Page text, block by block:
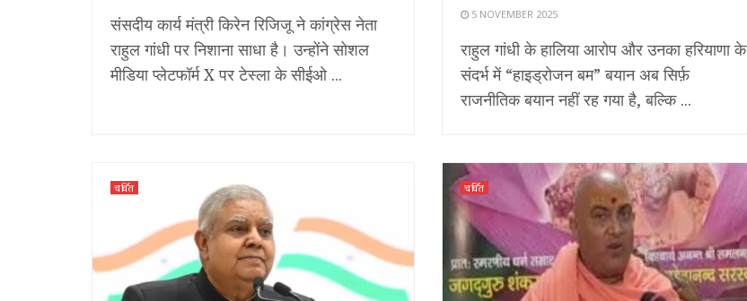
संसदीय कार्य मंत्री किरेन रिजिजू ने कांग्रेस नेता
राहुल गांधी पर निशाना साधा है। उन्होंने सोशल
मीडिया प्लेटफॉर्म X पर टेस्ला के सीईओ ...
5 NOVEMBER 2025
राहुल गांधी के हालिया आरोप और उनका हरियाणा के
संदर्भ में “हाइड्रोजन बम” बयान अब सिर्फ़
राजनीतिक बयान नहीं रह गया है, बल्कि ...
चर्चित चर्चित